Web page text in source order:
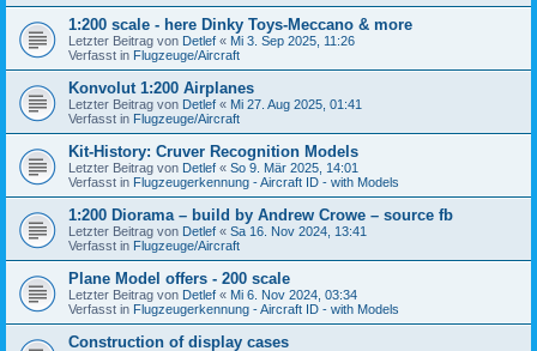
1:200 scale - here Dinky Toys-Meccano & more
Letzter Beitrag von Detlef « Mi 3. Sep 2025, 11:26
Verfasst in Flugzeuge/Aircraft
Konvolut 1:200 Airplanes
Letzter Beitrag von Detlef « Mi 27. Aug 2025, 01:41
Verfasst in Flugzeuge/Aircraft
Kit-History: Cruver Recognition Models
Letzter Beitrag von Detlef « So 9. Mär 2025, 14:01
Verfasst in Flugzeugerkennung - Aircraft ID - with Models
1:200 Diorama – build by Andrew Crowe – source fb
Letzter Beitrag von Detlef « Sa 16. Nov 2024, 13:41
Verfasst in Flugzeuge/Aircraft
Plane Model offers - 200 scale
Letzter Beitrag von Detlef « Mi 6. Nov 2024, 03:34
Verfasst in Flugzeugerkennung - Aircraft ID - with Models
Construction of display cases